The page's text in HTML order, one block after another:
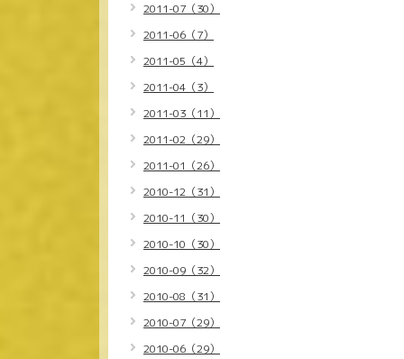
2011-07（30）
2011-06（7）
2011-05（4）
2011-04（3）
2011-03（11）
2011-02（29）
2011-01（26）
2010-12（31）
2010-11（30）
2010-10（30）
2010-09（32）
2010-08（31）
2010-07（29）
2010-06（29）